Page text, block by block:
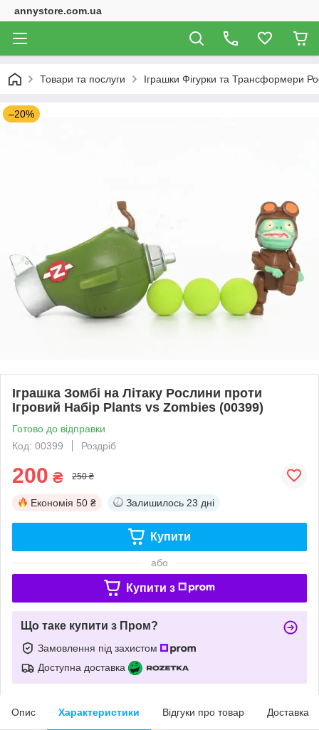
annystore.com.ua
Товари та послуги Іграшки Фігурки та Трансформери
–20%
Іграшка Зомбі на Літаку Рослини проти
Ігровий Набір Plants vs Zombies (00399)
Готово до відправки
Код: 00399
Роздріб
200 ₴ 250 ₴
Економія 50 ₴ Залишилось 23 дні
Купити
або
Купити з
Що таке купити з Пром?
Замовлення під захистом
Доступна доставка
Опис Характеристики Відгуки про товар Доставка